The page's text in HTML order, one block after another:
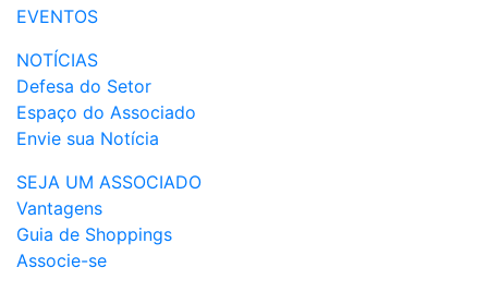
EVENTOS
NOTÍCIAS
Defesa do Setor
Espaço do Associado
Envie sua Notícia
SEJA UM ASSOCIADO
Vantagens
Guia de Shoppings
Associe-se